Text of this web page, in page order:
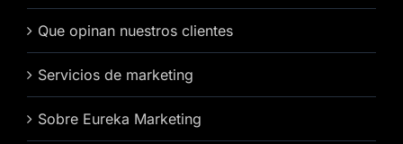
Que opinan nuestros clientes
Servicios de marketing
Sobre Eureka Marketing